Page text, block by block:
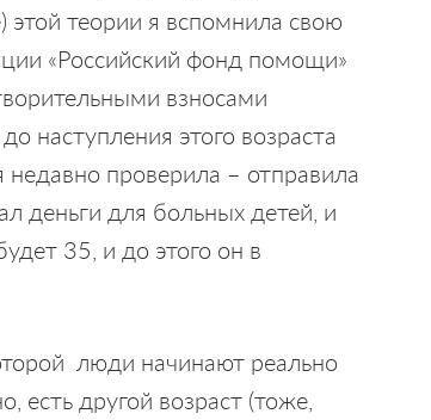
этой теории я вспомнила свою
«Российский фонд помощи»
взносами
наступления этого возраста
проверила – отправила
деньги для больных детей, и
35, и до этого он в
люди начинают реально
другой возраст (тоже,